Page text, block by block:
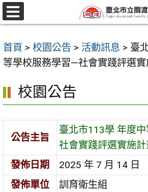
跳
至
要
內
區
選
單
首頁 > 校園公告 > 活動訊息 > 臺
等學校服務學習—社會實踐評選
校園公告
公告主旨
臺北市113學 年度
社會實踐評選實施
發佈日期
2025 年 7 月 14 日
發佈單位
訓育衛生組